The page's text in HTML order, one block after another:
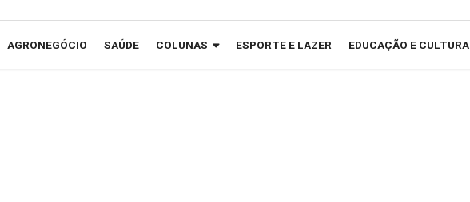
AGRONEGÓCIO SAÚDE COLUNAS ESPORTE E LAZER EDUCAÇÃO E CULTURA